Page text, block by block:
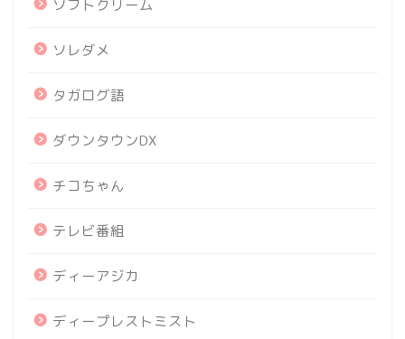
ソフトクリーム
ソレダメ
タガログ語
ダウンタウンDX
チコちゃん
テレビ番組
ディーアジカ
ディープレストミスト